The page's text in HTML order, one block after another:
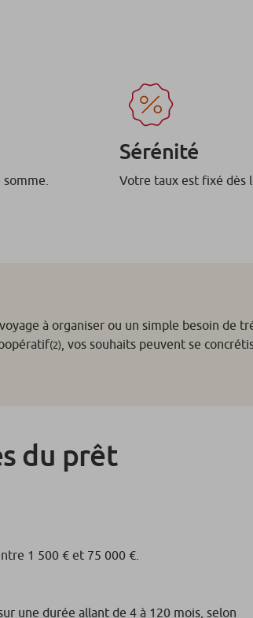
Sérénité
Votre taux est fixé dès
à organiser ou un simple besoin de
(2) , vos souhaits peuvent se
du prêt
1 500 € et 75 000 €.
une durée allant de 4 à 120 mois, selon